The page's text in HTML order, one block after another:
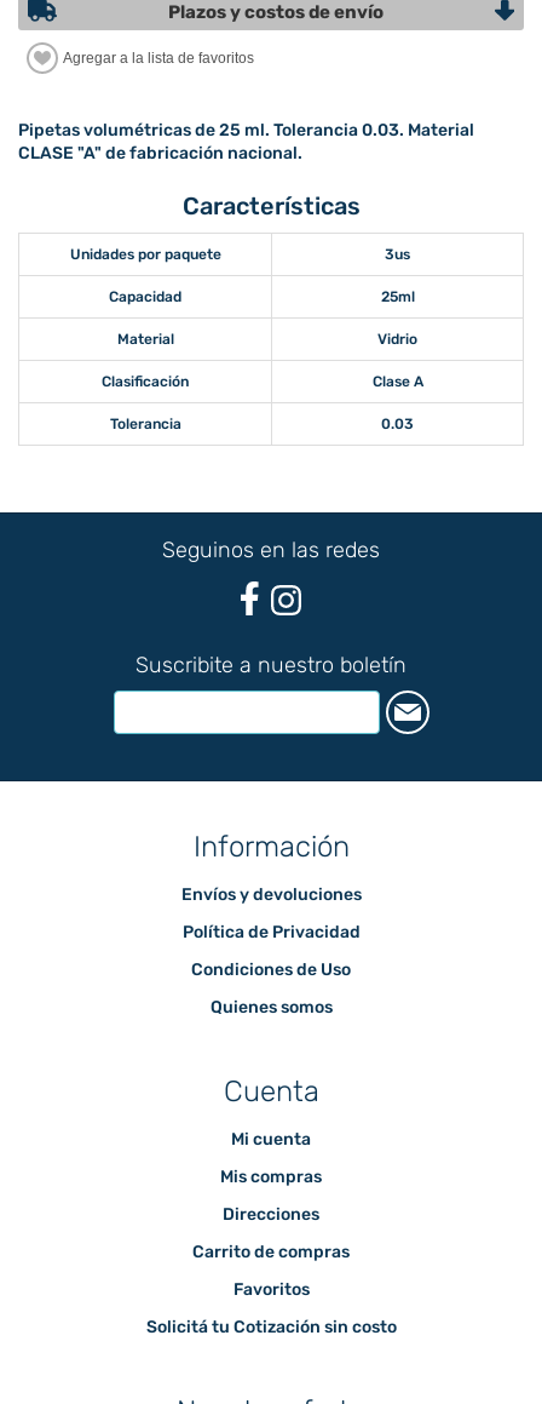
Plazos y costos de envío
Pipetas volumétricas de 25 ml. Tolerancia 0.03. Material
CLASE "A" de fabricación nacional.
Características
Unidades por paquete 3us
Capacidad 25ml
Material Vidrio
Clasificación Clase A
Tolerancia 0.03
Seguinos en las redes
Suscribite a nuestro boletín
Información
Envíos y devoluciones
Política de Privacidad
Condiciones de Uso
Quienes somos
Cuenta
Mi cuenta
Mis compras
Direcciones
Carrito de compras
Favoritos
Solicitá tu Cotización sin costo